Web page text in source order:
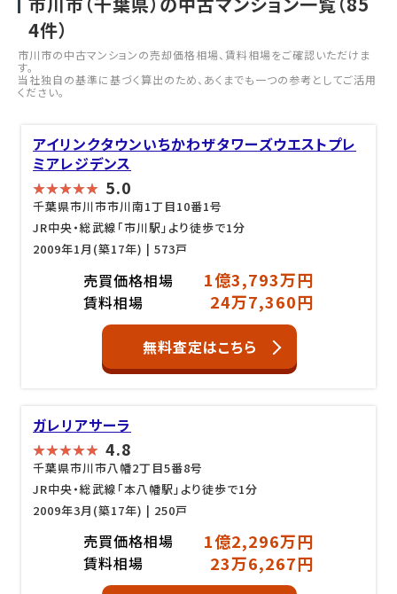
4件）
市川市の中古マンションの売却価格相場、賃料相場をご確認いただけま
す。
当社独自の基準に基づく算出のため、あくまでも一つの参考としてご活用
ください。
アイリンクタウンいちかわザタワーズウエストプレ
ミアレジデンス
5.0
千葉県市川市市川南1丁目10番1号
JR中央・総武線「市川駅」より徒歩で1分
2009年1月(築17年) | 573戸
売買価格相場 1億3,793万円
賃料相場 24万7,360円
無料査定はこちら
ガレリアサーラ
4.8
千葉県市川市八幡2丁目5番8号
JR中央・総武線「本八幡駅」より徒歩で1分
2009年3月(築17年) | 250戸
売買価格相場 1億2,296万円
賃料相場 23万6,267円